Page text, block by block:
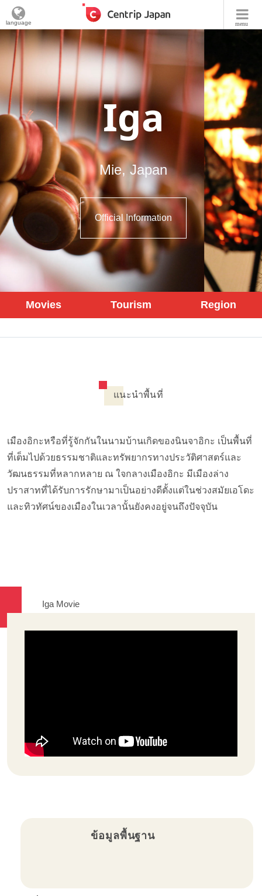
menu
language
Iga
Mie, Japan
Official Information
Movies Tourism Region
แนะนำพื้นที่
เมืองอิกะหรือที่รู้จักกันในนามบ้านเกิดของนินจาอิกะ เป็นพื้นที่
ที่เต็มไปด้วยธรรมชาติและทรัพยากรทางประวัติศาสตร์และ
วัฒนธรรมที่หลากหลาย ณ ใจกลางเมืองอิกะ มีเมืองล่าง
ปราสาทที่ได้รับการรักษามาเป็นอย่างดีตั้งแต่ในช่วงสมัยเอโดะ
และทิวทัศน์ของเมืองในเวลานั้นยังคงอยู่จนถึงปัจจุบัน
Iga Movie
ข้อมูลพื้นฐาน